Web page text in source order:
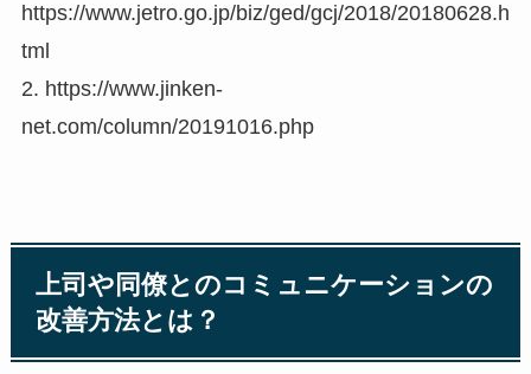
https://www.jetro.go.jp/biz/ged/gcj/2018/20180628.h
tml
2. https://www.jinken-
net.com/column/20191016.php
上司や同僚とのコミュニケーションの
改善方法とは？